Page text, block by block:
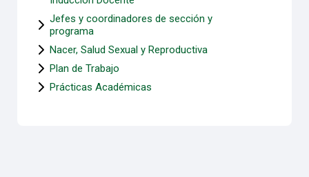
Jefes y coordinadores de sección y
programa
Nacer, Salud Sexual y Reproductiva
Plan de Trabajo
Prácticas Académicas